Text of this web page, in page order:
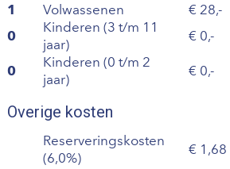
1 Volwassenen
28,-
0
Kinderen (3 t/m 11
jaar)
0,-
0
Kinderen (0 t/m 2
jaar)
0,-
Overige kosten
Reserveringskosten
(6,0%)
1,68